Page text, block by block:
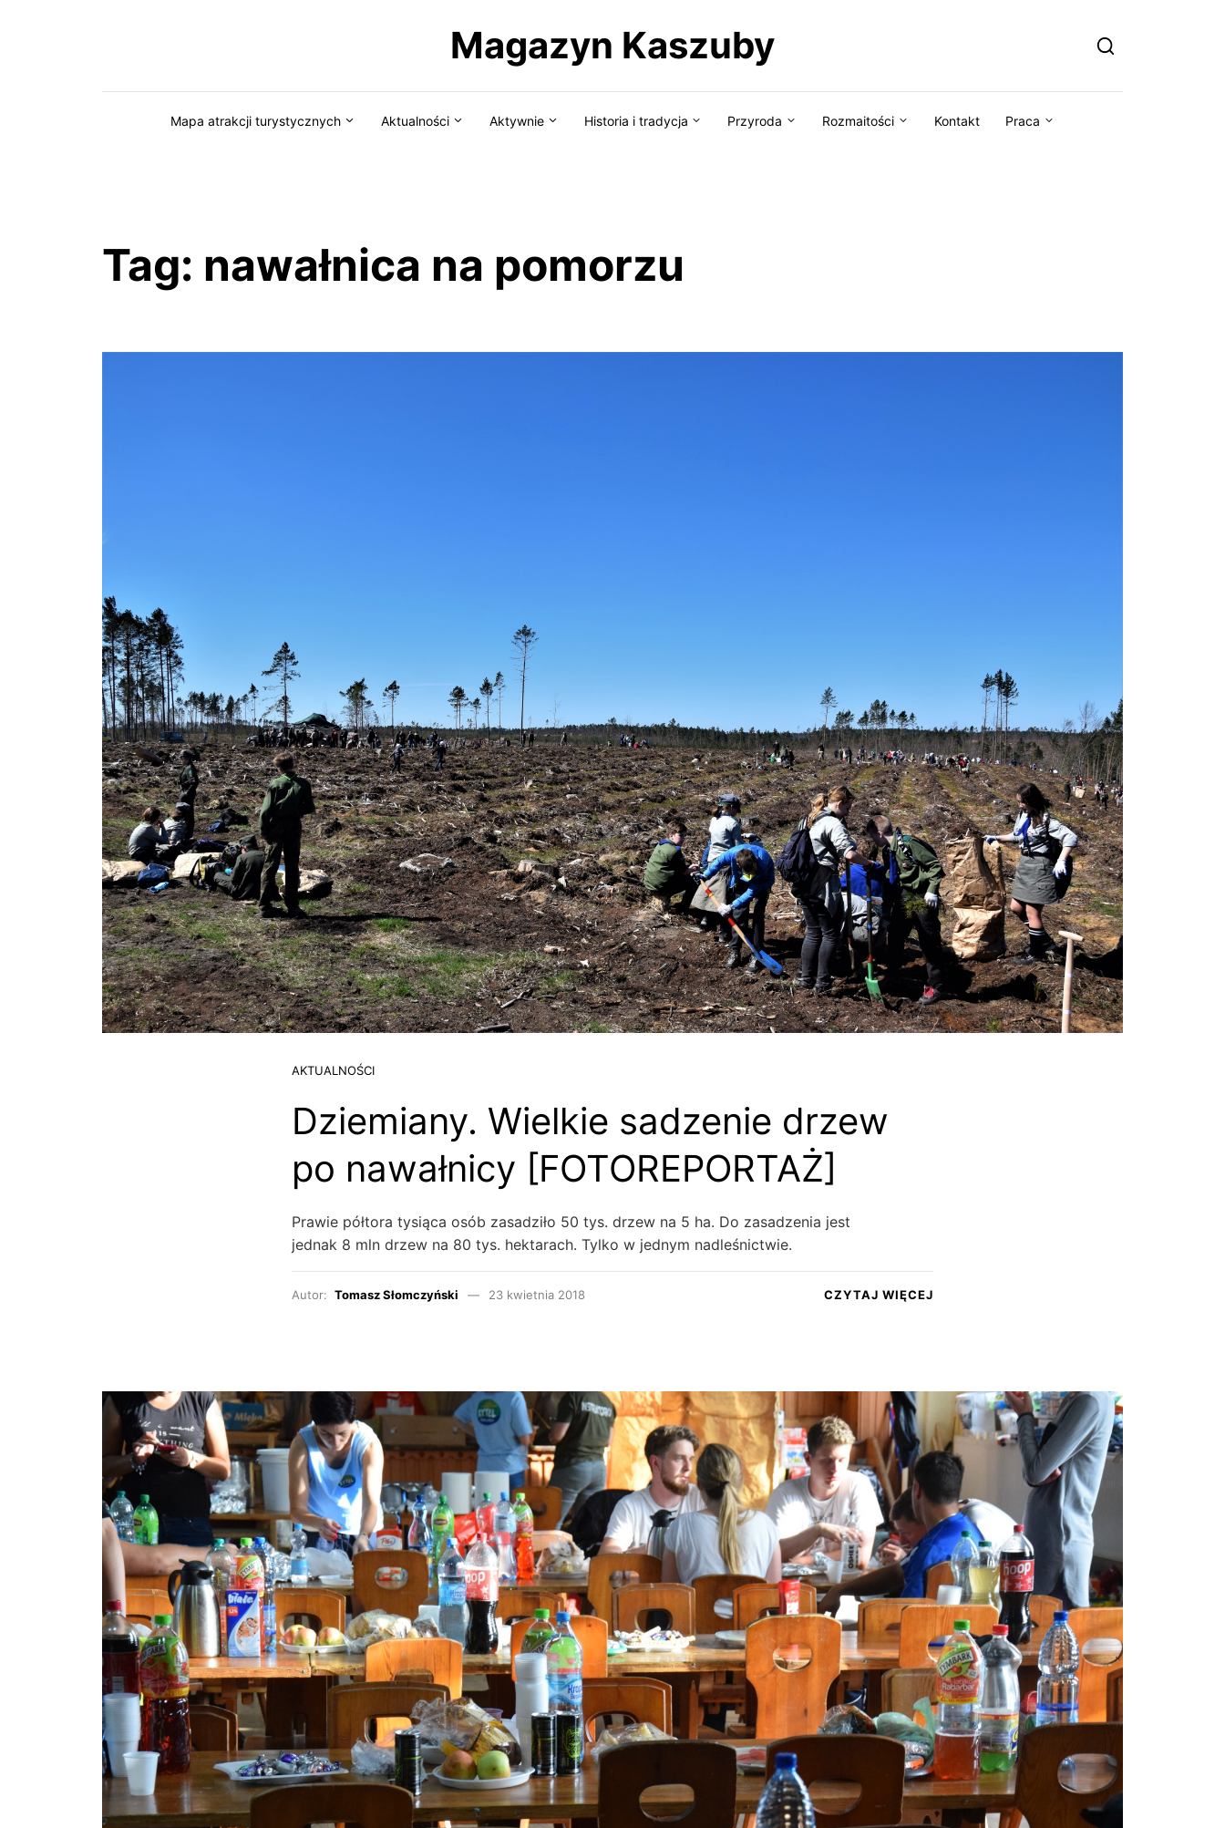
Magazyn Kaszuby
Mapa atrakcji turystycznych Aktualności Aktywnie Historia i tradycja Przyroda Rozmaitości Kontakt Praca
Tag: nawałnica na pomorzu
AKTUALNOŚCI
Dziemiany. Wielkie sadzenie drzew
po nawałnicy [FOTOREPORTAŻ]
Prawie półtora tysiąca osób zasadziło 50 tys. drzew na 5 ha. Do zasadzenia jest
jednak 8 mln drzew na 80 tys. hektarach. Tylko w jednym nadleśnictwie.
Autor: Tomasz Słomczyński 23 kwietnia 2018 CZYTAJ WIĘCEJ